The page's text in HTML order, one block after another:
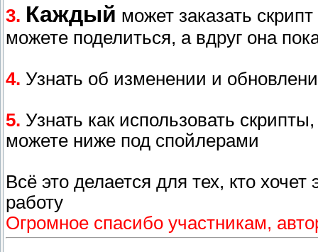
3. Каждый может заказать скрипт
можете поделиться, а вдруг она
4. Узнать об изменении и
5. Узнать как использовать
можете ниже под спойлерами
Всё это делается для тех, кто
работу
Огромное спасибо участникам,